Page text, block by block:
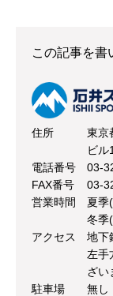
この記事を書
住所
東京
ビル
電話番号
03-
FAX番号
03-
営業時間
夏
冬季
アクセス
地下
左手
ざい
駐車場
無し